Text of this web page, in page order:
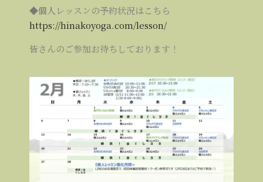
◆個人レッスンの予約状況はこちら
https://hinakoyoga.com/lesson/
皆さんのご参加お待ちしております！